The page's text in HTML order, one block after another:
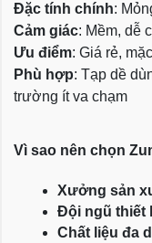
Đặc tính chính:
Cảm giác: Mềm, dễ
Ưu điểm: Giá rẻ,
Phù hợp: Tạp dề
trường ít va chạm
Vì sao nên chọn
Xưởng sản
Đội ngũ thiết
Chất liệu đa